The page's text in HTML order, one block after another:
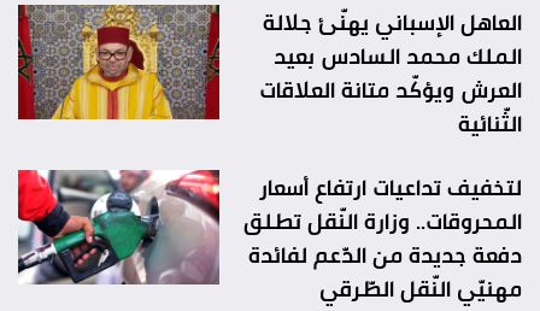
العاهل الإسباني يهنّئ جلالة
الملك محمد السادس بعيد
العرش ويؤكّد متانة العلاقات
الثّنائية
لتخفيف تداعيات ارتفاع أسعار
المحروقات.. وزارة النّقل تطلق
دفعة جديدة من الدّعم لفائدة
مهنيّي النّقل الطّرقي